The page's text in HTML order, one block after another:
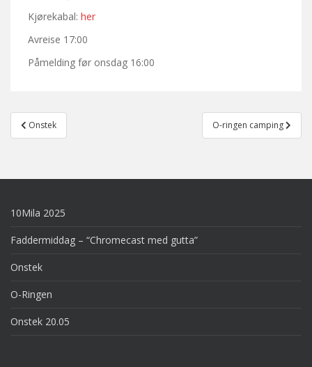
Kjørekabal: her
Avreise 17:00
Påmelding før onsdag 16:00
Post
navigation
Onstek O-ringen camping
10Mila 2025
Faddermiddag – “Chromecast med gutta”
Onstek
O-Ringen
Onstek 20.05